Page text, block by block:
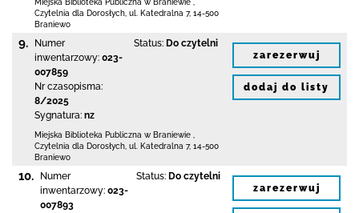
Miejska Biblioteka Publiczna w Braniewie
Czytelnia dla Dorosłych, ul. Katedralna 7, 14-500
Braniewo
9.
Numer
inwentarzowy: 023-
007859
Nr czasopisma:
8/2025
Sygnatura: nz
Status: Do czytelni
Miejska Biblioteka Publiczna w Braniewie
Czytelnia dla Dorosłych, ul. Katedralna 7, 14-500
Braniewo
zarezerwuj
dodaj do listy
10.
Numer
inwentarzowy: 023-
007893
Status: Do czytelni
zarezerwuj